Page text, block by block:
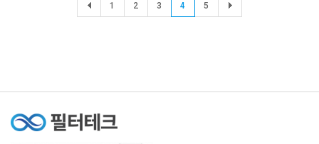
1 2 3 4 5